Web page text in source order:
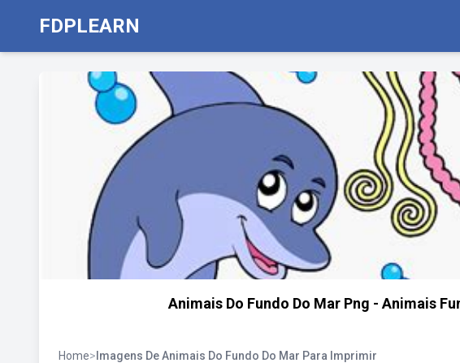
FDPLEARN
Animais Do Fundo Do Mar Png - Animais
Home> Imagens De Animais Do Fundo Do Mar Para Imprimir